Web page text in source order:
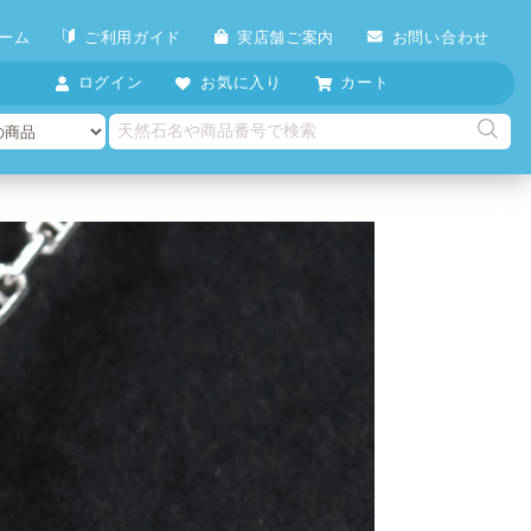
ム ご利用ガイド 実店舗ご案内 お問い合わせ
ログイン お気に入り カート